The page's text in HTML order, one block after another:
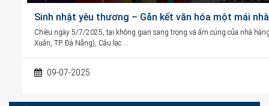
Sinh nhật yêu thương – Gắn kết văn hóa một mái nhà
Chiều ngày 5/7/2025, tại không gian sang trọng và ấm cúng của nhà
Xuân, TP. Đà Nẵng), Câu lạc …
09-07-2025